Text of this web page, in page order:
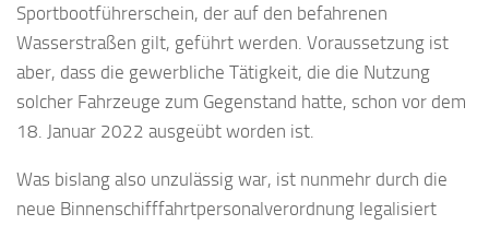
Sportbootführerschein, der auf den befahrenen
Wasserstraßen gilt, geführt werden. Voraussetzung ist
aber, dass die gewerbliche Tätigkeit, die die Nutzung
solcher Fahrzeuge zum Gegenstand hatte, schon vor dem
18. Januar 2022 ausgeübt worden ist.
Was bislang also unzulässig war, ist nunmehr durch die
neue Binnenschifffahrtpersonalverordnung legalisiert